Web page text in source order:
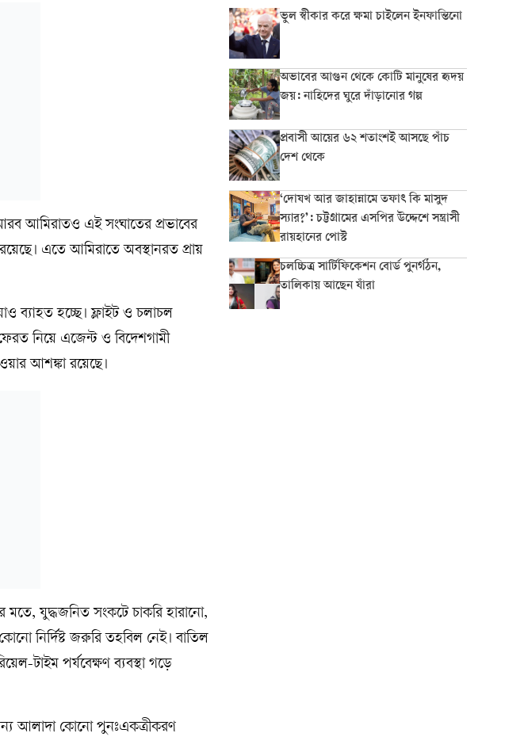
আমিরাতও এই সংঘাতের প্রভাবের
এতে আমিরাতে অবস্থানরত প্রায়
ব্যাহত হচ্ছে। ফ্লাইট ও চলাচল
নিয়ে এজেন্ট ও বিদেশগামী
আশঙ্কা রয়েছে।
মতে, যুদ্ধজনিত সংকটে চাকরি হারানো,
নির্দিষ্ট জরুরি তহবিল নেই। বাতিল
টাইম পর্যবেক্ষণ ব্যবস্থা গড়ে
আলাদা কোনো পুনঃএকত্রীকরণ
ভুল স্বীকার করে ক্ষমা চাইলেন ইনফান্তিনো
অভাবের আগুন থেকে কোটি মানুষের হৃদয়
জয়: নাহিদের ঘুরে দাঁড়ানোর গল্প
প্রবাসী আয়ের ৬২ শতাংশই আসছে পাঁচ
দেশ থেকে
‘দোযখ আর জাহান্নামে তফাৎ কি মাসুদ
স্যার?’: চট্টগ্রামের এসপির উদ্দেশে সন্ত্রাসী
রায়হানের পোস্ট
চলচ্চিত্র সার্টিফিকেশন বোর্ড পুনর্গঠন,
তালিকায় আছেন যাঁরা